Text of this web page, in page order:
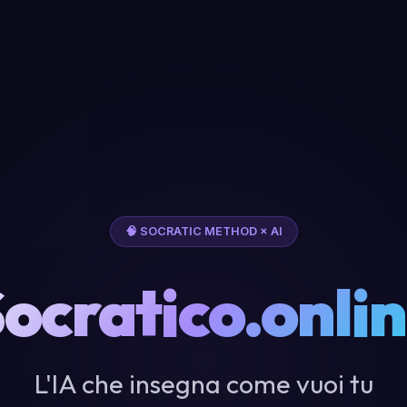
🧠 SOCRATIC METHOD × AI
L'IA che insegna come vuoi tu